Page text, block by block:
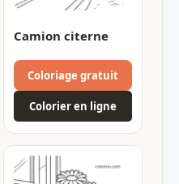
Camion citerne
Coloriage gratuit
Colorier en ligne